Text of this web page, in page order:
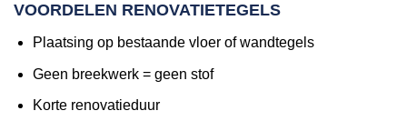
VOORDELEN RENOVATIETEGELS
Plaatsing op bestaande vloer of wandtegels
Geen breekwerk = geen stof
Korte renovatieduur